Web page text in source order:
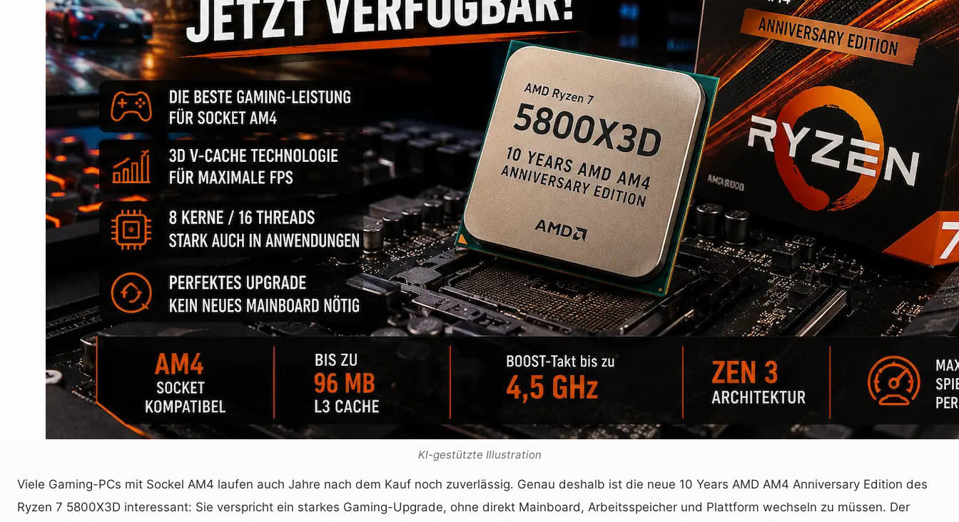
KI-gestützte Illustration
Viele Gaming-PCs mit Sockel AM4 laufen auch Jahre nach dem Kauf noch zuverlässig. Genau deshalb ist die neue 10 Years AMD AM4 Anniversary Edition des
Ryzen 7 5800X3D interessant: Sie verspricht ein starkes Gaming-Upgrade, ohne direkt Mainboard, Arbeitsspeicher und Plattform wechseln zu müssen. Der